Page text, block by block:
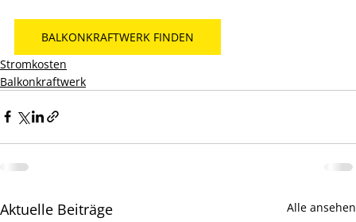
BALKONKRAFTWERK FINDEN
Stromkosten
Balkonkraftwerk
Aktuelle Beiträge Alle ansehen